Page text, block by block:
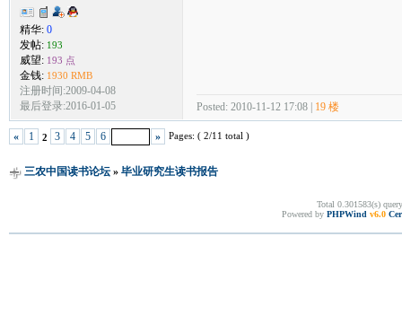
精华: 0
发帖: 193
威望: 193 点
金钱: 1930 RMB
注册时间:2009-04-08
最后登录:2016-01-05
Posted: 2010-11-12 17:08 | 19 楼
« 1 2 3 4 5 6 » Pages: ( 2/11 total )
三农中国读书论坛» 毕业研究生读书报告
Total 0.301583(s)
Powered by PHPWind v6.0